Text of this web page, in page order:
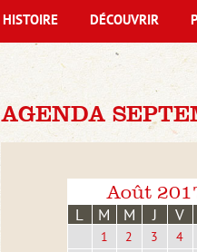
AGENDA
Août
L M M J V
1 2 3 4
HISTOIRE DÉCOUVRIR